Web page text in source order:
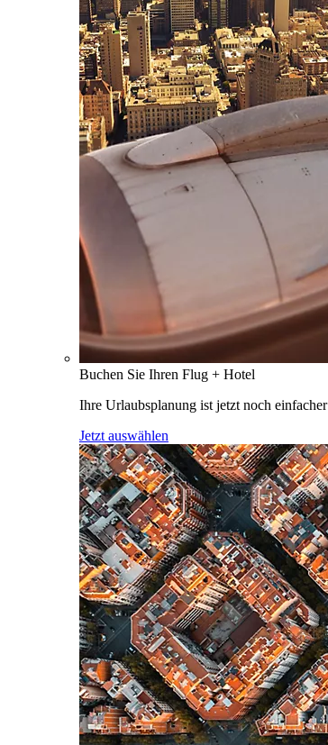
Buchen Sie Ihren Flug + Hotel
Ihre Urlaubsplanung ist jetzt noch einfacher
Jetzt auswählen